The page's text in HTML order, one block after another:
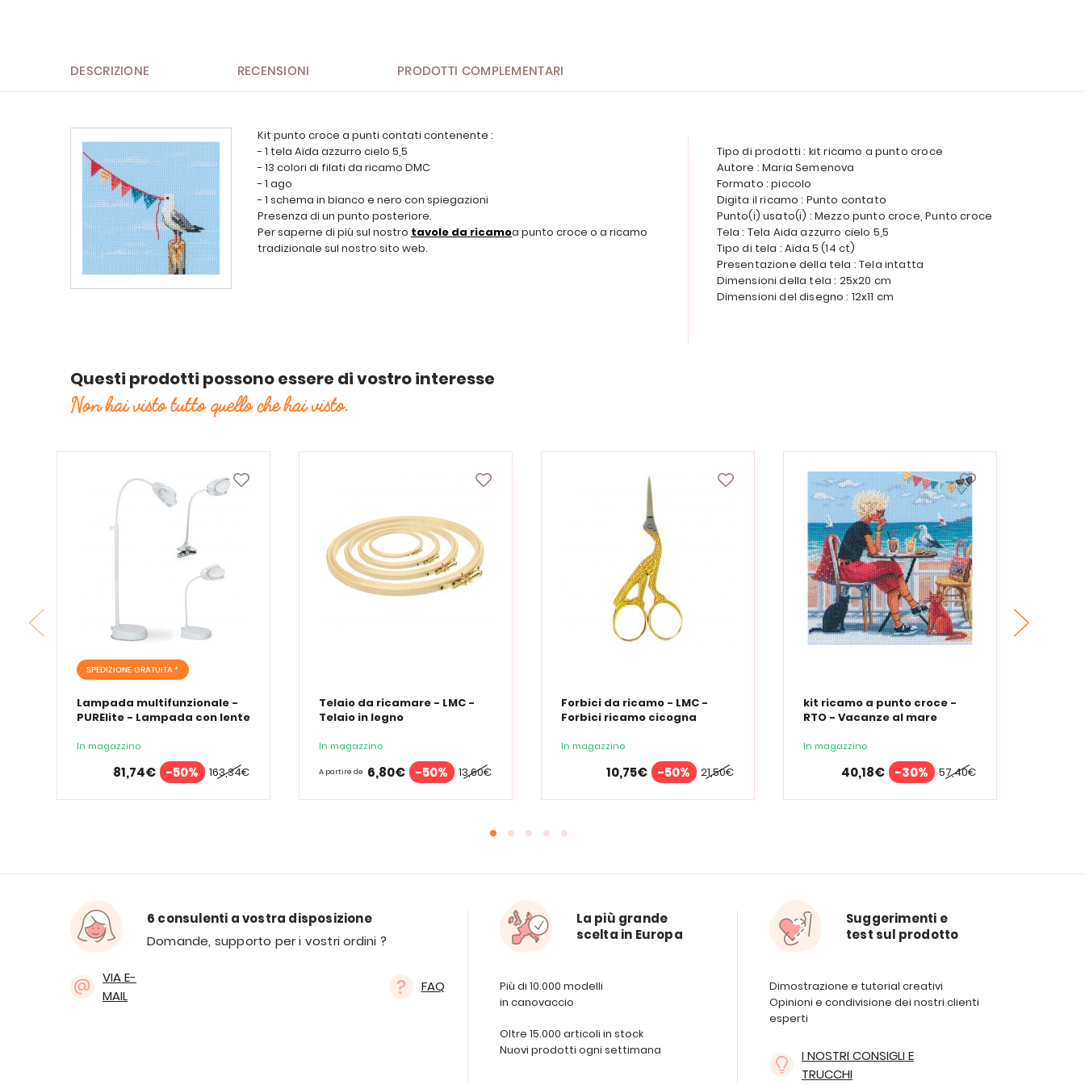
immagini
DESCRIZIONE RECENSIONI PRODOTTI COMPLEMENTARI
Kit punto croce a punti contati contenente :
- 1 tela Aïda azzurro cielo 5,5
- 13 colori di filati da ricamo DMC
- 1 ago
- 1 schema in bianco e nero con spiegazioni
Presenza di un punto posteriore.
Per saperne di più sul nostro tavole da ricamoa punto croce o a ricamo
tradizionale sul nostro sito web.
Tipo di prodotti : kit ricamo a punto croce
Autore : Maria Semenova
Formato : piccolo
Digita il ricamo : Punto contato
Punto(i) usato(i) : Mezzo punto croce, Punto croce
Tela : Tela Aida azzurro cielo 5,5
Tipo di tela : Aïda 5 (14 ct)
Presentazione della tela : Tela intatta
Dimensioni della tela : 25x20 cm
Dimensioni del disegno : 12x11 cm
Questi prodotti possono essere di vostro interesse
Non hai visto tutto quello che hai visto.
SPEDIZIONE GRATUITA *
Lampada multifunzionale -
PURElite - Lampada con lente
Spectrum
In magazzino
163,34€
81,74€ -50%
Telaio da ricamare - LMC -
Telaio in legno
In magazzino
13,60€
A partire de 6,80€ -50%
Forbici da ricamo - LMC -
Forbici ricamo cicogna
In magazzino
21,50€
10,75€ -50%
kit ricamo a punto croce -
RTO - Vacanze al mare
In magazzino
57,40€
40,18€ -30%
6 consulenti a vostra disposizione
Domande, supporto per i vostri ordini ?
VIA E-
MAIL
FAQ
La più grande
scelta in Europa
Più di 10.000 modelli
in canovaccio
Oltre 15.000 articoli in stock
Nuovi prodotti ogni settimana
Suggerimenti e
test sul prodotto
Dimostrazione e tutorial creativi
Opinioni e condivisione dei nostri clienti
esperti
I NOSTRI CONSIGLI E
TRUCCHI